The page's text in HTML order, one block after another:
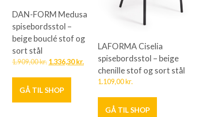
DAN-FORM Medusa
spisebordsstol –
beige bouclé stof og
sort stål
1.909,00kr. 1.336,30kr.
GÅ TIL SHOP
LAFORMA Ciselia
spisebordsstol – beige
chenille stof og sort stål
1.109,00kr.
GÅ TIL SHOP